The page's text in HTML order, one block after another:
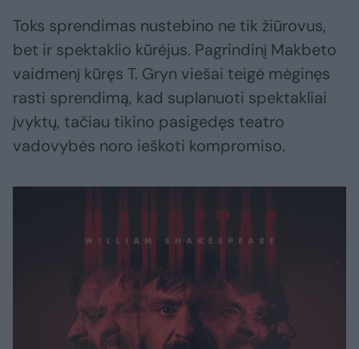
Toks sprendimas nustebino ne tik žiūrovus,
bet ir spektaklio kūrėjus. Pagrindinį Makbeto
vaidmenį kūręs T. Gryn viešai teigė mėginęs
rasti sprendimą, kad suplanuoti spektakliai
įvyktų, tačiau tikino pasigedęs teatro
vadovybės noro ieškoti kompromiso.